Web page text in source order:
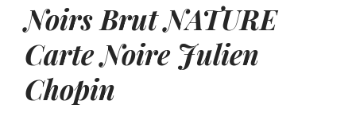
Noirs Brut NATURE
Carte Noire Julien
Chopin